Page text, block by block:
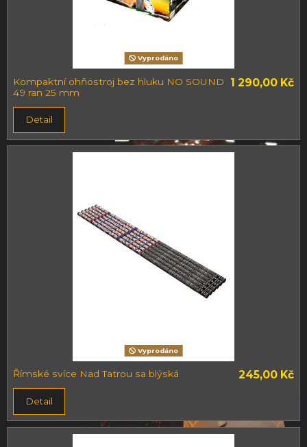
Vyprodáno
Kompaktní ohňostroj bez hluku NO SOUND
49 ran 25 mm
1 290,00 Kč
Detail
Vyprodáno
Římské svíce Nad Tatrou sa blýská 245,00 Kč
Detail